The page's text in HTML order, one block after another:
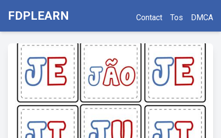
FDPLEARN Contact Tos DMCA